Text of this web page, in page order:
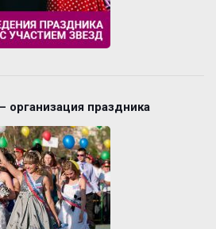
организация праздника